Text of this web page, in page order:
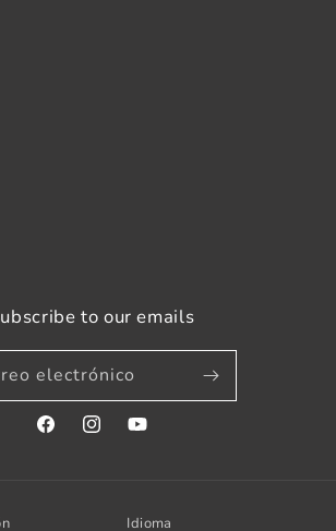
to our emails
electrónico
FacebookInstagramYouTube
Idioma